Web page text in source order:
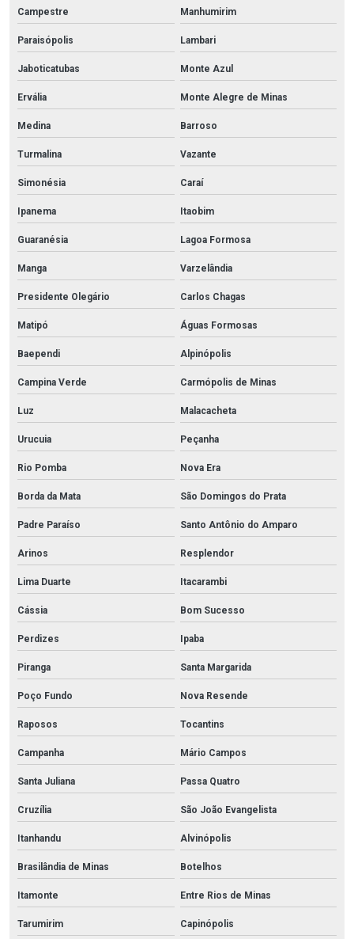
Campestre Manhumirim
Paraisópolis Lambari
Jaboticatubas Monte Azul
Ervália Monte Alegre de Minas
Medina Barroso
Turmalina Vazante
Simonésia Caraí
Ipanema Itaobim
Guaranésia Lagoa Formosa
Manga Varzelândia
Presidente Olegário Carlos Chagas
Matipó Águas Formosas
Baependi Alpinópolis
Campina Verde Carmópolis de Minas
Luz Malacacheta
Urucuia Peçanha
Rio Pomba Nova Era
Borda da Mata São Domingos do Prata
Padre Paraíso Santo Antônio do Amparo
Arinos Resplendor
Lima Duarte Itacarambi
Cássia Bom Sucesso
Perdizes Ipaba
Piranga Santa Margarida
Poço Fundo Nova Resende
Raposos Tocantins
Campanha Mário Campos
Santa Juliana Passa Quatro
Cruzília São João Evangelista
Itanhandu Alvinópolis
Brasilândia de Minas Botelhos
Itamonte Entre Rios de Minas
Tarumirim Capinópolis